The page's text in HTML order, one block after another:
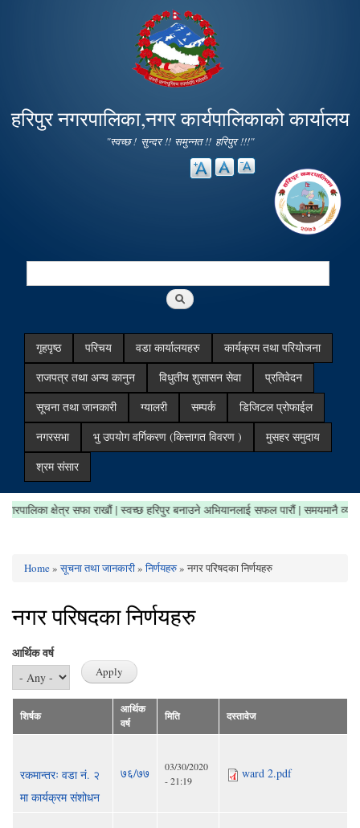
main
content
हरिपुर नगरपालिका,नगर कार्यपालिकाको कार्यालय
"स्वच्छ ! सुन्दर !! समुन्नत !! हरिपुर !!!"
Search
गृहपृष्ठ परिचय वडा कार्यालयहरु
कार्यक्रम तथा परियोजना
राजपत्र तथा अन्य कानुन
विधुतीय शुसासन सेवा
प्रतिवेदन
सूचना तथा जानकारी
ग्यालरी सम्पर्क
डिजिटल प्रोफाईल
नगरसभा
भु उपयोग वर्गिकरण (कित्तागत विवरण )
मुसहर समुदाय
श्रम संसार
| नगरपालिका क्षेत्र सफा राखौं | स्वच्छ हरिपुर बनाउने अभियानलाई सफल पारौं |
You are here
Home»सूचना तथा जानकारी»निर्णयहरु» नगर परिषदका निर्णयहरु
नगर परिषदका निर्णयहरु
आर्थिक वर्ष
शिर्षक
आर्थिक
वर्ष
मिति दस्तावेज
रकमान्तरः वडा नं. २
मा कार्यक्रम संशोधन
७६/७७
03/30/2020
- 21:19
ward 2.pdf